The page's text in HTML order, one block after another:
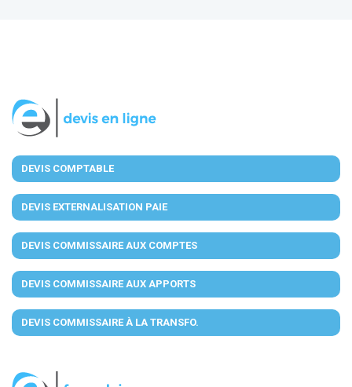
DEVIS COMPTABLE
DEVIS EXTERNALISATION PAIE
DEVIS COMMISSAIRE AUX COMPTES
DEVIS COMMISSAIRE AUX APPORTS
DEVIS COMMISSAIRE À LA TRANSFO.